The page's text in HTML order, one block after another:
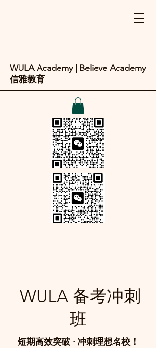
WULA Academy | Believe Academy
信雅教育
WULA 备考冲刺
班
短期高效突破 · 冲刺理想名校！